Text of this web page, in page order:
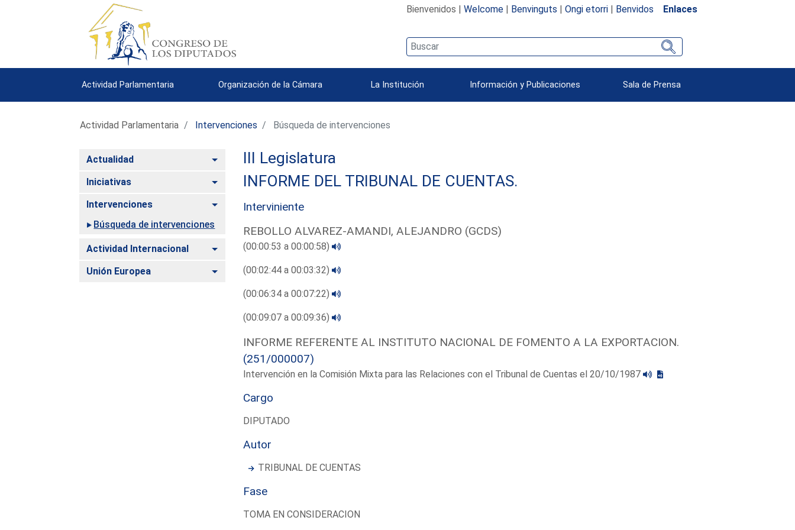
Bienvenidos | Welcome| Benvinguts | Ongi etorri| Benvidos Enlaces
Actividad Parlamentaria Organización de la Cámara La Institución Información y Publicaciones Sala de Prensa
Actividad Parlamentaria Intervenciones Búsqueda de intervenciones
Actualidad Alternar
Iniciativas Alternar
Intervenciones
Alternar
Búsqueda de intervenciones
Actividad Internacional Alternar
Unión Europea Alternar
III Legislatura
INFORME DEL TRIBUNAL DE CUENTAS.
Interviniente
REBOLLO ALVAREZ-AMANDI, ALEJANDRO (GCDS)
(00:00:53 a 00:00:58)
(00:02:44 a 00:03:32)
(00:06:34 a 00:07:22)
(00:09:07 a 00:09:36)
INFORME REFERENTE AL INSTITUTO NACIONAL DE FOMENTO A LA EXPORTACION.
(251/000007)
Intervención en la Comisión Mixta para las Relaciones con el Tribunal de Cuentas el 20/10/1987
Cargo
DIPUTADO
Autor
TRIBUNAL DE CUENTAS
Fase
TOMA EN CONSIDERACION